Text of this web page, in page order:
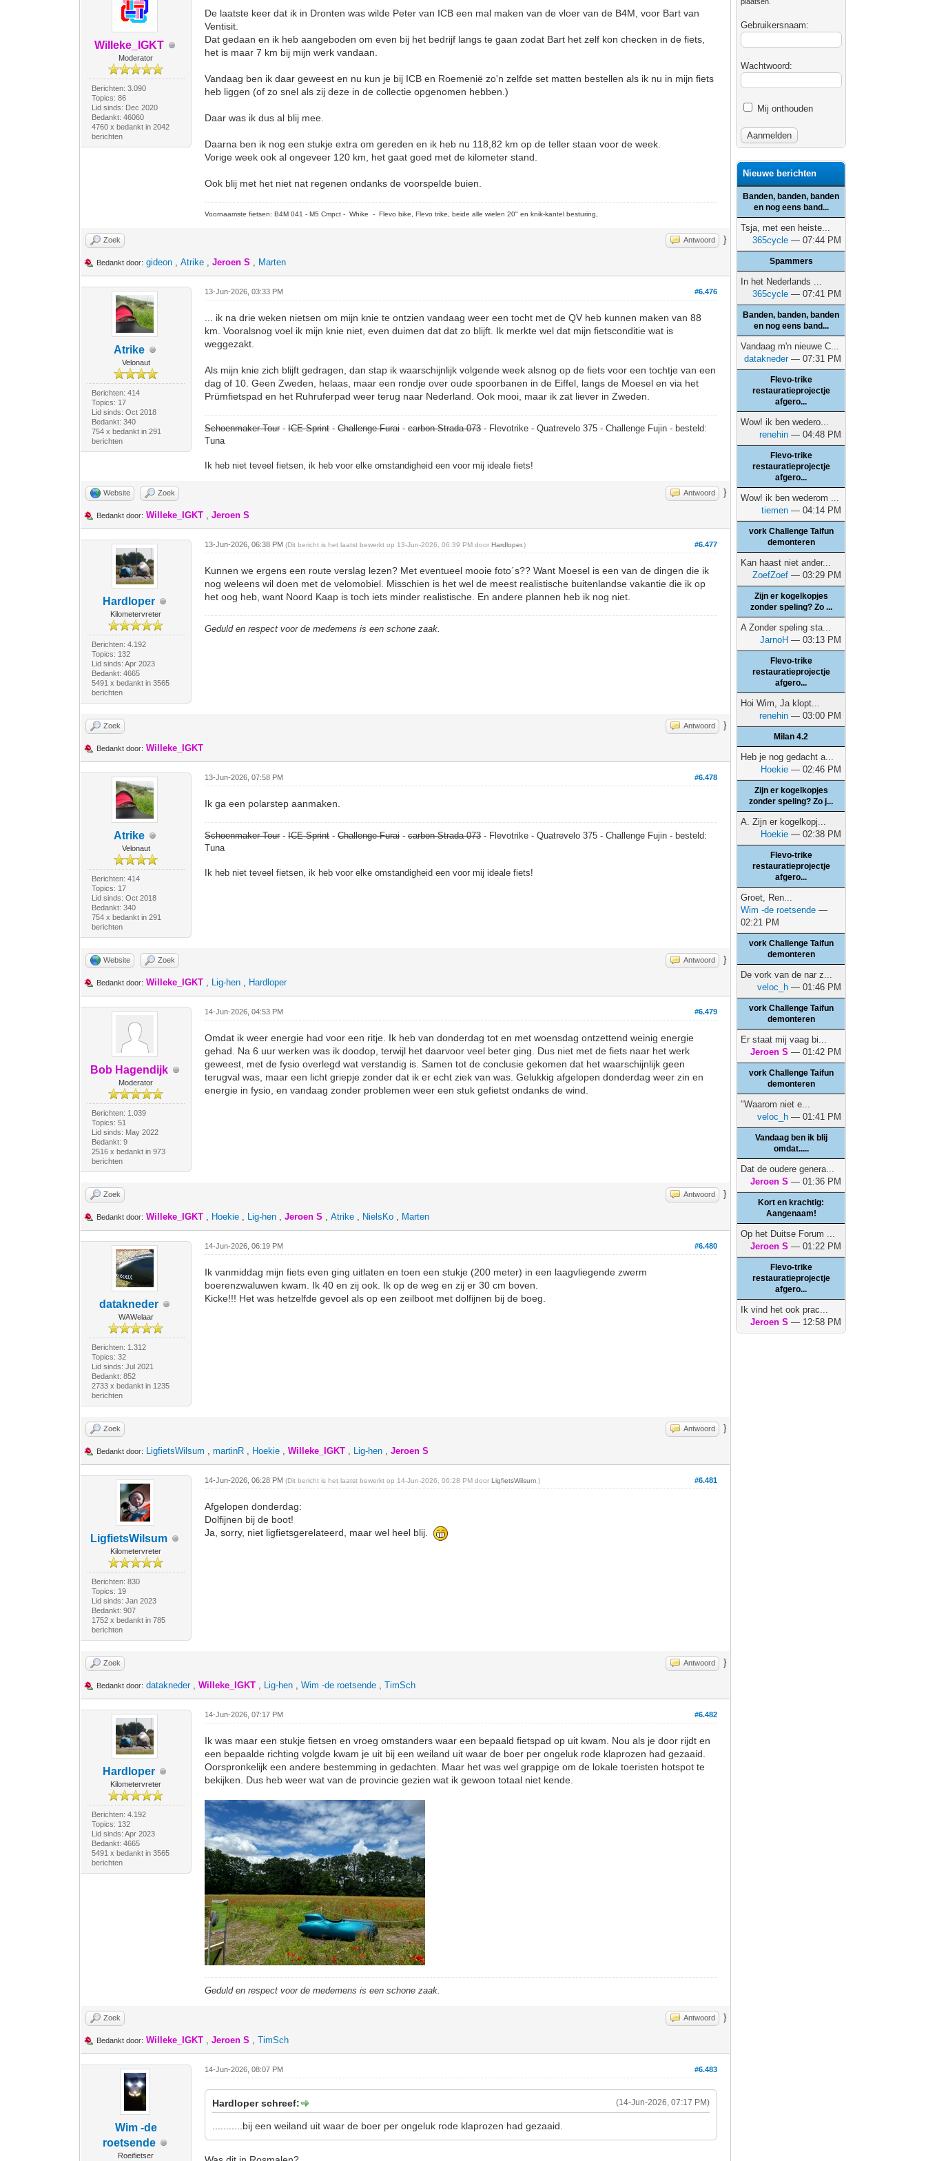
Willeke_IGKT
Moderator
Berichten: 3.090
Topics: 86
Lid sinds: Dec 2020
Bedankt: 46060
4760 x bedankt in 2042
berichten
De laatste keer dat ik in Dronten was wilde Peter van ICB een mal maken van de vloer van de B4M, voor Bart van
Ventisit.
Dat gedaan en ik heb aangeboden om even bij het bedrijf langs te gaan zodat Bart het zelf kon checken in de fiets,
het is maar 7 km bij mijn werk vandaan.
Vandaag ben ik daar geweest en nu kun je bij ICB en Roemenië zo'n zelfde set matten bestellen als ik nu in mijn fiets
heb liggen (of zo snel als zij deze in de collectie opgenomen hebben.)
Daar was ik dus al blij mee.
Daarna ben ik nog een stukje extra om gereden en ik heb nu 118,82 km op de teller staan voor de week.
Vorige week ook al ongeveer 120 km, het gaat goed met de kilometer stand.
Ook blij met het niet nat regenen ondanks de voorspelde buien.
Voornaamste fietsen: B4M 041 - M5 Cmpct - Whike - Flevo bike, Flevo trike, beide alle wielen 20" en knik-kantel besturing,
Zoek Antwoord }
Bedankt door: gideon ,Atrike ,Jeroen S , Marten
Atrike
Velonaut
Berichten: 414
Topics: 17
Lid sinds: Oct 2018
Bedankt: 340
754 x bedankt in 291
berichten
#6.476
13-Jun-2026, 03:33 PM
... ik na drie weken nietsen om mijn knie te ontzien vandaag weer een tocht met de QV heb kunnen maken van 88
km. Vooralsnog voel ik mijn knie niet, even duimen dat dat zo blijft. Ik merkte wel dat mijn fietsconditie wat is
weggezakt.
Als mijn knie zich blijft gedragen, dan stap ik waarschijnlijk volgende week alsnog op de fiets voor een tochtje van een
dag of 10. Geen Zweden, helaas, maar een rondje over oude spoorbanen in de Eiffel, langs de Moesel en via het
Prümfietspad en het Ruhruferpad weer terug naar Nederland. Ook mooi, maar ik zat liever in Zweden.
Schoenmaker Tour-ICE Sprint-Challenge Furai-carbon Strada 073- Flevotrike - Quatrevelo 375 - Challenge Fujin - besteld:
Tuna
Ik heb niet teveel fietsen, ik heb voor elke omstandigheid een voor mij ideale fiets!
Website Zoek Antwoord }
Bedankt door: Willeke_IGKT ,Jeroen S
Hardloper
Kilometervreter
Berichten: 4.192
Topics: 132
Lid sinds: Apr 2023
Bedankt: 4665
5491 x bedankt in 3565
berichten
#6.477
13-Jun-2026, 06:38 PM(Dit bericht is het laatst bewerkt op 13-Jun-2026, 06:39 PM doorHardloper.)
Kunnen we ergens een route verslag lezen? Met eventueel mooie foto´s?? Want Moesel is een van de dingen die ik
nog weleens wil doen met de velomobiel. Misschien is het wel de meest realistische buitenlandse vakantie die ik op
het oog heb, want Noord Kaap is toch iets minder realistische. En andere plannen heb ik nog niet.
Geduld en respect voor de medemens is een schone zaak.
Zoek Antwoord }
Bedankt door: Willeke_IGKT
Atrike
Velonaut
Berichten: 414
Topics: 17
Lid sinds: Oct 2018
Bedankt: 340
754 x bedankt in 291
berichten
#6.478
13-Jun-2026, 07:58 PM
Ik ga een polarstep aanmaken.
Schoenmaker Tour-ICE Sprint-Challenge Furai-carbon Strada 073- Flevotrike - Quatrevelo 375 - Challenge Fujin - besteld:
Tuna
Ik heb niet teveel fietsen, ik heb voor elke omstandigheid een voor mij ideale fiets!
Website Zoek Antwoord }
Bedankt door: Willeke_IGKT , Lig-hen , Hardloper
Bob Hagendijk
Moderator
Berichten: 1.039
Topics: 51
Lid sinds: May 2022
Bedankt: 9
2516 x bedankt in 973
berichten
#6.479
14-Jun-2026, 04:53 PM
Omdat ik weer energie had voor een ritje. Ik heb van donderdag tot en met woensdag ontzettend weinig energie
gehad. Na 6 uur werken was ik doodop, terwijl het daarvoor veel beter ging. Dus niet met de fiets naar het werk
geweest, met de fysio overlegd wat verstandig is. Samen tot de conclusie gekomen dat het waarschijnlijk geen
terugval was, maar een licht griepje zonder dat ik er echt ziek van was. Gelukkig afgelopen donderdag weer zin en
energie in fysio, en vandaag zonder problemen weer een stuk gefietst ondanks de wind.
Zoek Antwoord }
Bedankt door: Willeke_IGKT , Hoekie , Lig-hen ,Jeroen S ,Atrike , NielsKo , Marten
datakneder
WAWelaar
Berichten: 1.312
Topics: 32
Lid sinds: Jul 2021
Bedankt: 852
2733 x bedankt in 1235
berichten
#6.480
14-Jun-2026, 06:19 PM
Ik vanmiddag mijn fiets even ging uitlaten en toen een stukje (200 meter) in een laagvliegende zwerm
boerenzwaluwen kwam. Ik 40 en zij ook. Ik op de weg en zij er 30 cm boven.
Kicke!!! Het was hetzelfde gevoel als op een zeilboot met dolfijnen bij de boeg.
Zoek Antwoord }
Bedankt door: LigfietsWilsum ,martinR , Hoekie ,Willeke_IGKT , Lig-hen ,Jeroen S
LigfietsWilsum
Kilometervreter
Berichten: 830
Topics: 19
Lid sinds: Jan 2023
Bedankt: 907
1752 x bedankt in 785
berichten
#6.481
14-Jun-2026, 06:28 PM(Dit bericht is het laatst bewerkt op 14-Jun-2026, 06:28 PM doorLigfietsWilsum .)
Afgelopen donderdag:
Dolfijnen bij de boot!
Ja, sorry, niet ligfietsgerelateerd, maar wel heel blij.
Zoek Antwoord }
Bedankt door: datakneder,Willeke_IGKT , Lig-hen ,Wim -de roetsende ,TimSch
Hardloper
Kilometervreter
Berichten: 4.192
Topics: 132
Lid sinds: Apr 2023
Bedankt: 4665
5491 x bedankt in 3565
berichten
#6.482
14-Jun-2026, 07:17 PM
Ik was maar een stukje fietsen en vroeg omstanders waar een bepaald fietspad op uit kwam. Nou als je door rijdt en
een bepaalde richting volgde kwam je uit bij een weiland uit waar de boer per ongeluk rode klaprozen had gezaaid.
Oorspronkelijk een andere bestemming in gedachten. Maar het was wel grappige om de lokale toeristen hotspot te
bekijken. Dus heb weer wat van de provincie gezien wat ik gewoon totaal niet kende.
Geduld en respect voor de medemens is een schone zaak.
Zoek Antwoord }
Bedankt door: Willeke_IGKT ,Jeroen S ,TimSch
Wim -de
roetsende
Roeifietser
#6.483
14-Jun-2026, 08:07 PM
(14-Jun-2026, 07:17 PM)
Hardloper schreef:
...........bij een weiland uit waar de boer per ongeluk rode klaprozen had gezaaid.
Gebruikersnaam:
Wachtwoord:
Mij onthouden
Nieuwe berichten
Banden, banden, banden
en nog eens band...
Tsja, met een heiste...
365cycle — 07:44 PM
Spammers
In het Nederlands ...
365cycle — 07:41 PM
Banden, banden, banden
en nog eens band...
Vandaag m'n nieuwe C...
datakneder— 07:31 PM
Flevo-trike
restauratieprojectje
afgero...
Wow! ik ben wedero...
renehin — 04:48 PM
Flevo-trike
restauratieprojectje
afgero...
Wow! ik ben wederom ...
tiemen — 04:14 PM
vork Challenge Taifun
demonteren
Kan haast niet ander...
ZoefZoef — 03:29 PM
Zijn er kogelkopjes
zonder speling? Zo ...
A Zonder speling sta...
JarnoH — 03:13 PM
Flevo-trike
restauratieprojectje
afgero...
Hoi Wim, Ja klopt...
renehin — 03:00 PM
Milan 4.2
Heb je nog gedacht a...
Hoekie — 02:46 PM
Zijn er kogelkopjes
zonder speling? Zo j...
A. Zijn er kogelkopj...
Hoekie — 02:38 PM
Flevo-trike
restauratieprojectje
afgero...
Groet, Ren...
Wim -de roetsende —
02:21 PM
vork Challenge Taifun
demonteren
De vork van de nar z...
veloc_h — 01:46 PM
vork Challenge Taifun
demonteren
Er staat mij vaag bi...
Jeroen S — 01:42 PM
vork Challenge Taifun
demonteren
"Waarom niet e...
veloc_h — 01:41 PM
Vandaag ben ik blij
omdat.....
Dat de oudere genera...
Jeroen S — 01:36 PM
Kort en krachtig:
Aangenaam!
Op het Duitse Forum ...
Jeroen S — 01:22 PM
Flevo-trike
restauratieprojectje
afgero...
Ik vind het ook prac...
Jeroen S — 12:58 PM